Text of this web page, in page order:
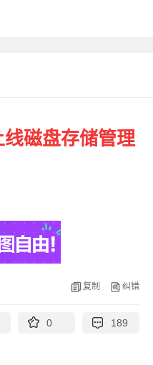
磁盘存储管理
复制 纠错
0 189